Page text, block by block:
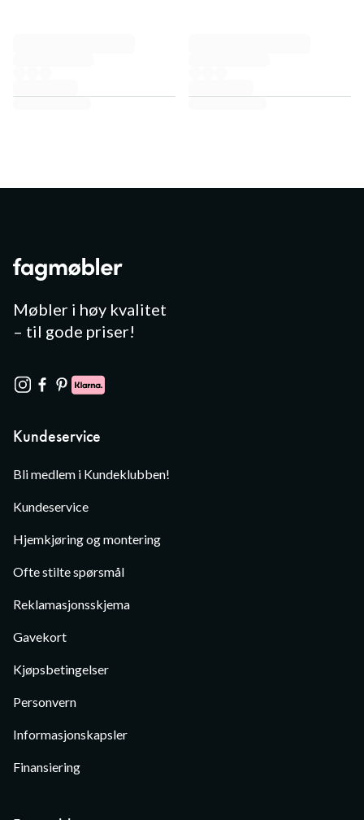
Møbler i høy kvalitet
– til gode priser!
Kundeservice
Bli medlem i Kundeklubben!
Kundeservice
Hjemkjøring og montering
Ofte stilte spørsmål
Reklamasjonsskjema
Gavekort
Kjøpsbetingelser
Personvern
Informasjonskapsler
Finansiering